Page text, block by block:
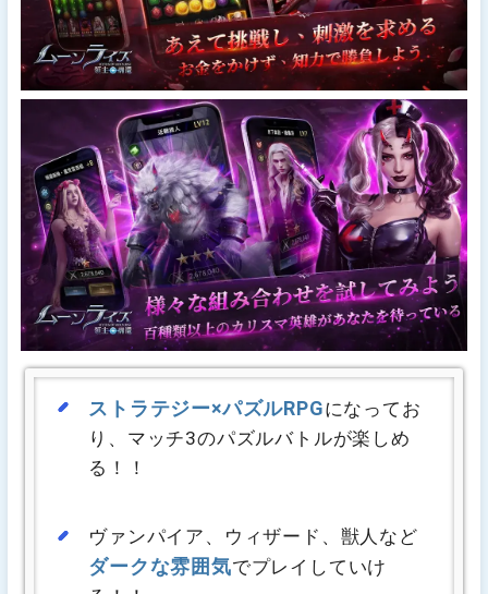
ストラテジー×パズルRPGになってお
り、マッチ3のパズルバトルが楽しめ
る！！
ヴァンパイア、ウィザード、獣人など
ダークな雰囲気でプレイしていけ